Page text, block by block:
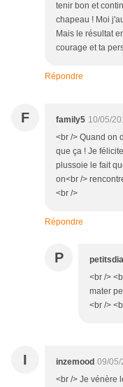
tenir bon et
chapeau ! Moi
Mais le résultat
courage et ta
Répondre
F family5 10/05/
<br /> Quand on
que ça ! Je
plussoie le fait
on<br />
<br />
Répondre
P
<br />
mater
<br />
I inzemood 09/05/
<br /> Je vénère